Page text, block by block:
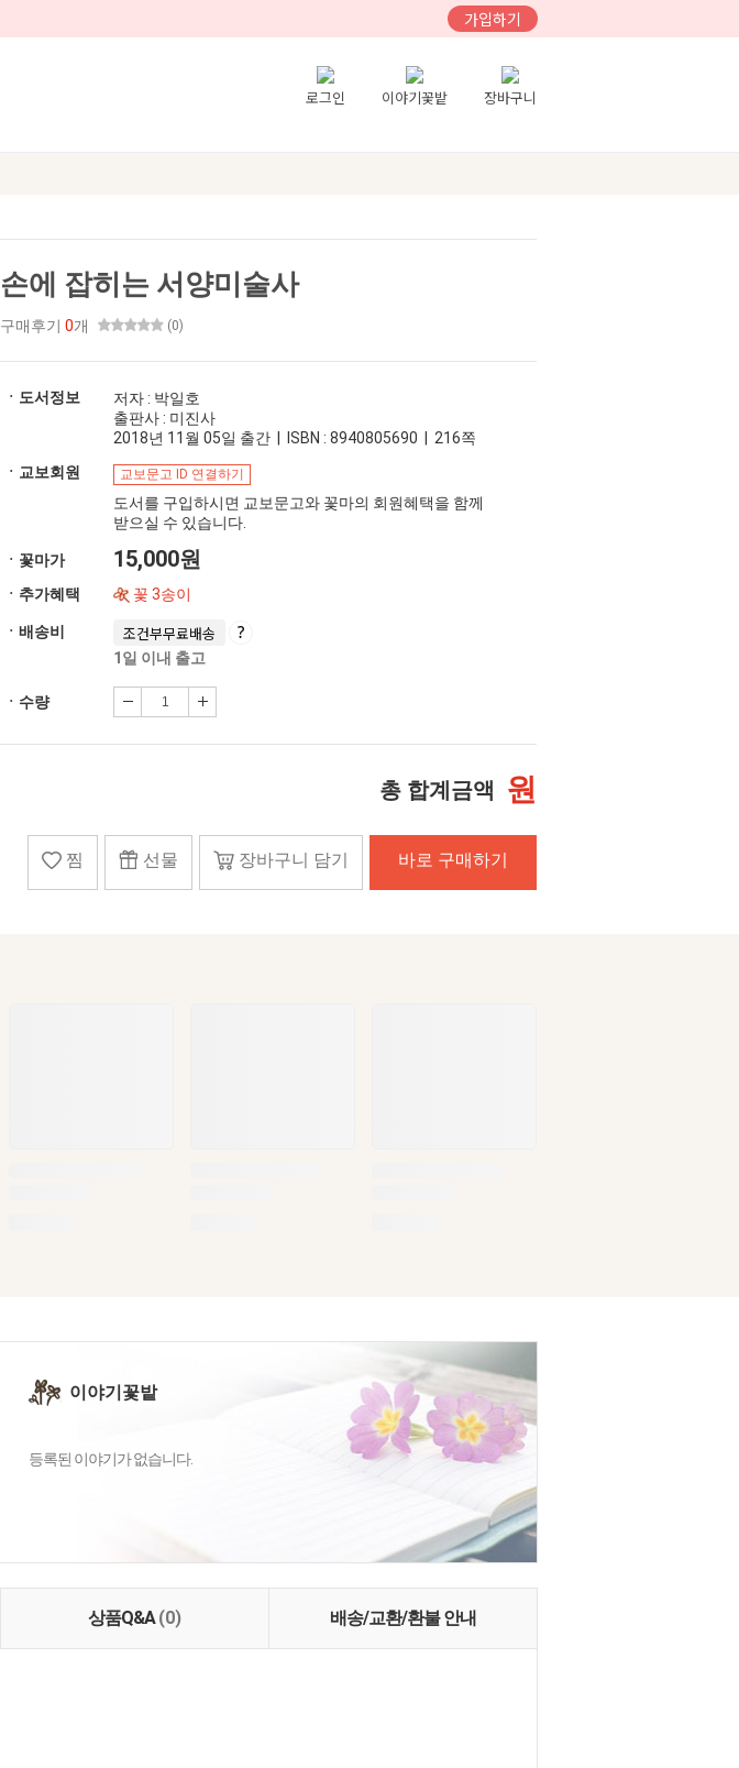
가입하기
로그인 이야기꽃밭 장바구니
손에 잡히는 서양미술사
구매후기 0개 (0)
ㆍ도서정보
저자 : 박일호
출판사 : 미진사
2018년 11월 05일 출간 | ISBN : 8940805690 | 216쪽
ㆍ교보회원
교보문고 ID 연결하기
도서를 구입하시면 교보문고와 꽃마의 회원혜택을 함께
받으실 수 있습니다.
ㆍ꽃마가 15,000원
ㆍ추가혜택 꽃 3송이
ㆍ배송비 조건부무료배송
1일 이내 출고
ㆍ수량
총 합계금액 원
찜 선물 장바구니 담기 바로 구매하기
이야기꽃밭
등록된 이야기가 없습니다.
상품Q&A(0) 배송/교환/환불 안내